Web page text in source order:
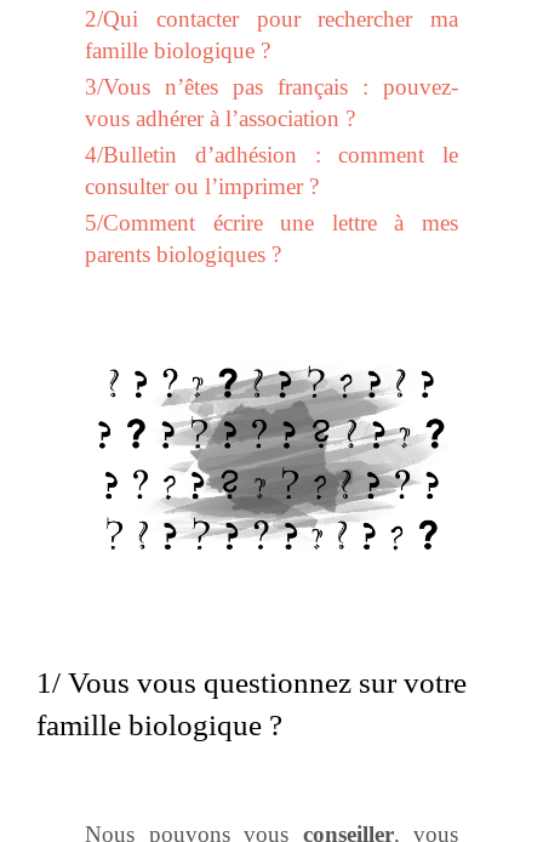
2/Qui contacter pour rechercher ma
famille biologique ?
3/Vous n’êtes pas français : pouvez-
vous adhérer à l’association ?
4/Bulletin d’adhésion : comment le
consulter ou l’imprimer ?
5/Comment écrire une lettre à mes
parents biologiques ?
1/ Vous vous questionnez sur votre
famille biologique ?
Nous pouvons vous conseiller, vous